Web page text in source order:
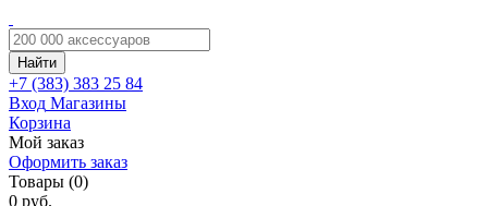
Найти
+7 (383) 383 25 84
Вход Магазины
Корзина
Мой заказ
Оформить заказ
Товары (0)
0 руб.